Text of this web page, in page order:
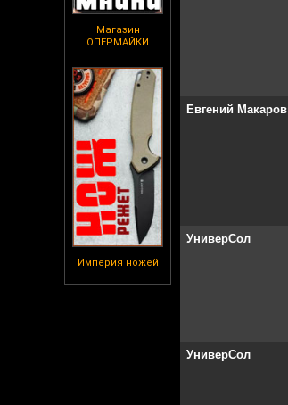
Магазин
ОПЕРМАЙКИ
Империя ножей
Евгений Макаров
УниверСол
УниверСол